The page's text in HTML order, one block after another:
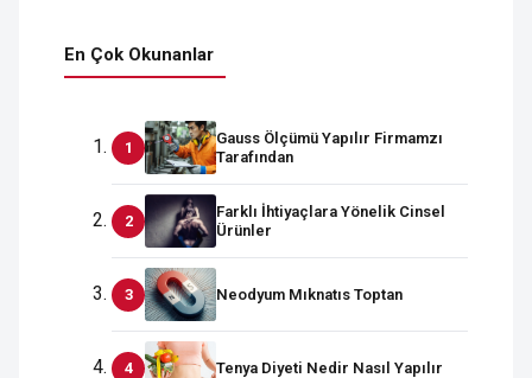
En Çok Okunanlar
Gauss Ölçümü Yapılır Firmamzı
Tarafından
Farklı İhtiyaçlara Yönelik Cinsel
Ürünler
Neodyum Mıknatıs Toptan
Tenya Diyeti Nedir Nasıl Yapılır